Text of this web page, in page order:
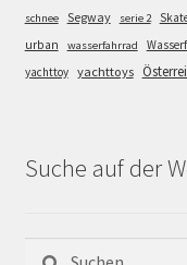
schnee Segway serie 2
urban wasserfahrrad
yachttoy yachttoys
Suche auf der
Suchen